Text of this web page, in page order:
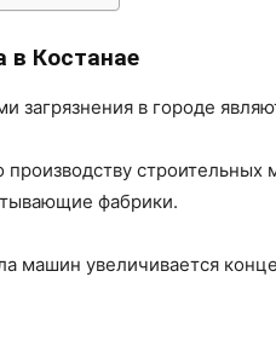
в Костанае
загрязнения в городе
производству строительных
фабрики.
машин увеличивается